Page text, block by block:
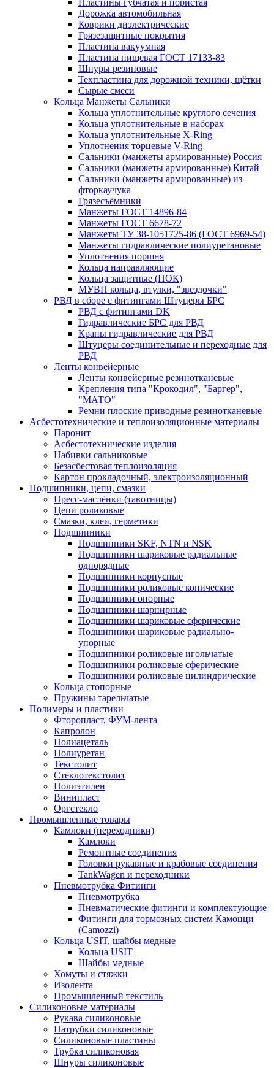
Пластины губчатая и пористая
Дорожка автомобильная
Коврики диэлектрические
Грязезащитные покрытия
Пластина вакуумная
Пластина пищевая ГОСТ 17133-83
Шнуры резиновые
Техпластина для дорожной техники, щётки
Сырые смеси
Кольца Манжеты Сальники
Кольца уплотнительные круглого сечения
Кольца уплотнительные в наборах
Кольца уплотнительные Х-Ring
Уплотнения торцевые V-Ring
Сальники (манжеты армированные) Россия
Сальники (манжеты армированные) Китай
Сальники (манжеты армированные) из
фторкаучука
Грязесъёмники
Манжеты ГОСТ 14896-84
Манжеты ГОСТ 6678-72
Манжеты ТУ 38-1051725-86 (ГОСТ 6969-54)
Манжеты гидравлические полиуретановые
Уплотнения поршня
Кольца направляющие
Кольца защитные (ПОК)
МУВП кольца, втулки, "звездочки"
РВД в сборе с фитингами Штуцеры БРС
РВД с фитингами DK
Гидравлические БРС для РВД
Краны гидравлические для РВД
Штуцеры соединительные и переходные для
РВД
Ленты конвейерные
Ленты конвейерные резинотканевые
Крепления типа "Крокодил", "Баргер",
"МАТО"
Ремни плоские приводные резинотканевые
Асбестотехнические и теплоизоляционные материалы
Паронит
Асбестотехнические изделия
Набивки сальниковые
Безасбестовая теплоизоляция
Картон прокладочный, электроизоляционный
Подшипники, цепи, смазки
Пресс-маслёнки (тавотницы)
Цепи роликовые
Смазки, клеи, герметики
Подшипники
Подшипники SKF, NTN и NSK
Подшипники шариковые радиальные
однорядные
Подшипники корпусные
Подшипники роликовые конические
Подшипники опорные
Подшипники шарнирные
Подшипники шариковые сферические
Подшипники шариковые радиально-
упорные
Подшипники роликовые игольчатые
Подшипники роликовые сферические
Подшипники роликовые цилиндрические
Кольца стопорные
Пружины тарельчатые
Полимеры и пластики
Фторопласт, ФУМ-лента
Капролон
Полиацеталь
Полиуретан
Текстолит
Стеклотекстолит
Полиэтилен
Винипласт
Оргстекло
Промышленные товары
Камлоки (переходники)
Камлоки
Ремонтные соединения
Головки рукавные и крабовые соединения
TankWagen и переходники
Пневмотрубка Фитинги
Пневмотрубка
Пневматические фитинги и комплектующие
Фитинги для тормозных систем Камоцци
(Camozzi)
Кольца USIT, шайбы медные
Кольца USIT
Шайбы медные
Хомуты и стяжки
Изолента
Промышленный текстиль
Силиконовые материалы
Рукава силиконовые
Патрубки силиконовые
Силиконовые пластины
Трубка силиконовая
Шнуры силиконовые